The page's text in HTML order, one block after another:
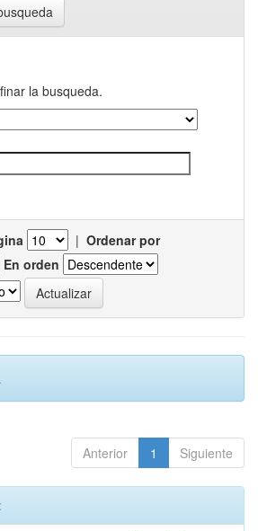
la busqueda.
| Ordenar por
En orden
Anterior 1 Siguiente